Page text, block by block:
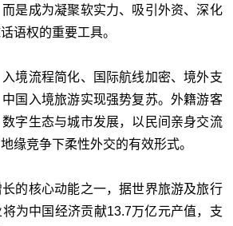
是成为凝聚软实力、吸引外资、深化
语权的重要工具。
境流程简化、国际航线加密、境外支
国入境旅游实现强势复苏。外籍游客
字生态与城市发展，以民间亲身交流
缘竞争下柔性外交的有效形式。
的核心动能之一，据世界旅游及旅行
为中国经济贡献13.7万亿元产值，支